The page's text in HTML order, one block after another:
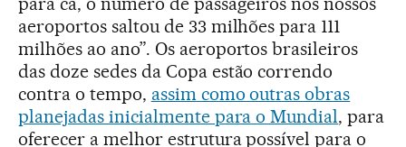
aeroportos saltou de 33 milhões para 111
milhões ao ano”. Os aeroportos brasileiros
das doze sedes da Copa estão correndo
contra o tempo, assim como outras obras
planejadas inicialmente para o Mundial, para
oferecer a melhor estrutura possível para o